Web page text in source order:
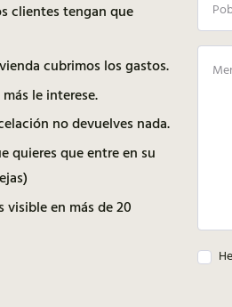
clientes tengan que
cubrimos los gastos.
le interese.
no devuelves nada.
quieres que entre en su
visible en más de 20